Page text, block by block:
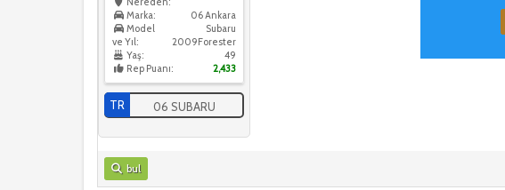
06 Ankara
Marka:
Subaru
Model
ve Yıl:
2009Forester
Yaş:
49
Rep Puanı:
2,433
TR 06 SUBARU
bul